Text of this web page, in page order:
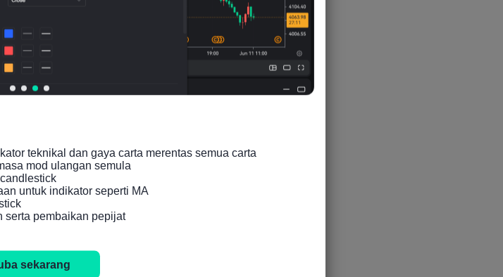
teknikal dan gaya carta merentas semua carta
mod ulangan semula
untuk indikator seperti MA
serta pembaikan pepijat
sekarang